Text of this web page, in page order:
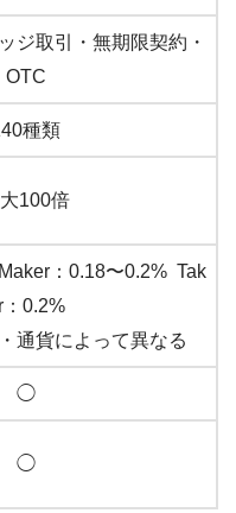
ジ取引・無期限契約・
OTC
種類
100倍
：0.18〜0.2% Tak
：0.2%
通貨によって異なる
◯
◯